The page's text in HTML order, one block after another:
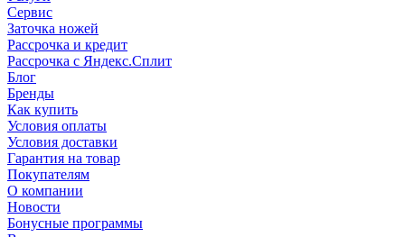
Сервис
Заточка ножей
Рассрочка и кредит
Рассрочка с Яндекс.Сплит
Блог
Бренды
Как купить
Условия оплаты
Условия доставки
Гарантия на товар
Покупателям
О компании
Новости
Бонусные программы